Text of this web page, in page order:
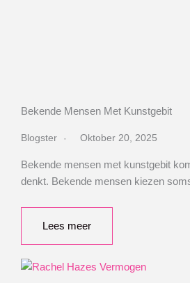
Bekende Mensen Met Kunstgebit
Blogster Oktober 20, 2025
Bekende mensen met kunstgebit
denkt. Bekende mensen kiezen
Lees meer